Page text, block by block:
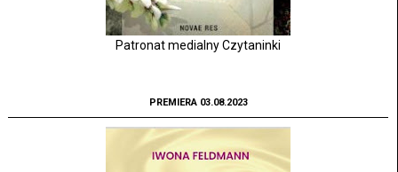
Patronat medialny Czytaninki
PREMIERA 03.08.2023